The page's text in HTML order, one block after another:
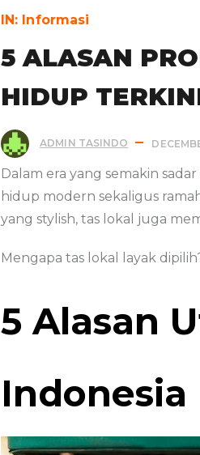
IN: Informasi
5 ALASAN
HIDUP
ADMIN TASINDO
Dalam era yang semakin
hidup modern sekaligus
yang stylish, tas lokal juga
Mengapa tas lokal layak
5 Alasan
Indonesia